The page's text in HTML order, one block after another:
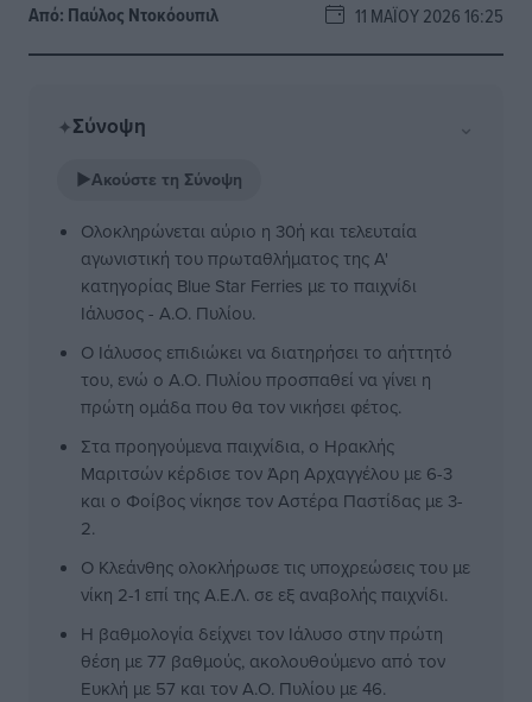
Από: Παύλος Nτοκόουπιλ 11 ΜΑΪ́ΟΥ 2026 16:25
✦Σύνοψη ⌄
▶Ακούστε τη Σύνοψη
Ολοκληρώνεται αύριο η 30ή και τελευταία
αγωνιστική του πρωταθλήματος της Α'
κατηγορίας Blue Star Ferries με το παιχνίδι
Ιάλυσος - Α.Ο. Πυλίου.
Ο Ιάλυσος επιδιώκει να διατηρήσει το αήττητό
του, ενώ ο Α.Ο. Πυλίου προσπαθεί να γίνει η
πρώτη ομάδα που θα τον νικήσει φέτος.
Στα προηγούμενα παιχνίδια, ο Ηρακλής
Μαριτσών κέρδισε τον Άρη Αρχαγγέλου με 6-3
και ο Φοίβος νίκησε τον Αστέρα Παστίδας με 3-
2.
Ο Κλεάνθης ολοκλήρωσε τις υποχρεώσεις του με
νίκη 2-1 επί της Α.Ε.Λ. σε εξ αναβολής παιχνίδι.
Η βαθμολογία δείχνει τον Ιάλυσο στην πρώτη
θέση με 77 βαθμούς, ακολουθούμενο από τον
Ευκλή με 57 και τον Α.Ο. Πυλίου με 46.